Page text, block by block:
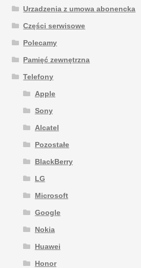
Urzadzenia z umowa abonencka
Części serwisowe
Polecamy
Pamięć zewnętrzna
Telefony
Apple
Sony
Alcatel
Pozostałe
BlackBerry
LG
Microsoft
Google
Nokia
Huawei
Honor